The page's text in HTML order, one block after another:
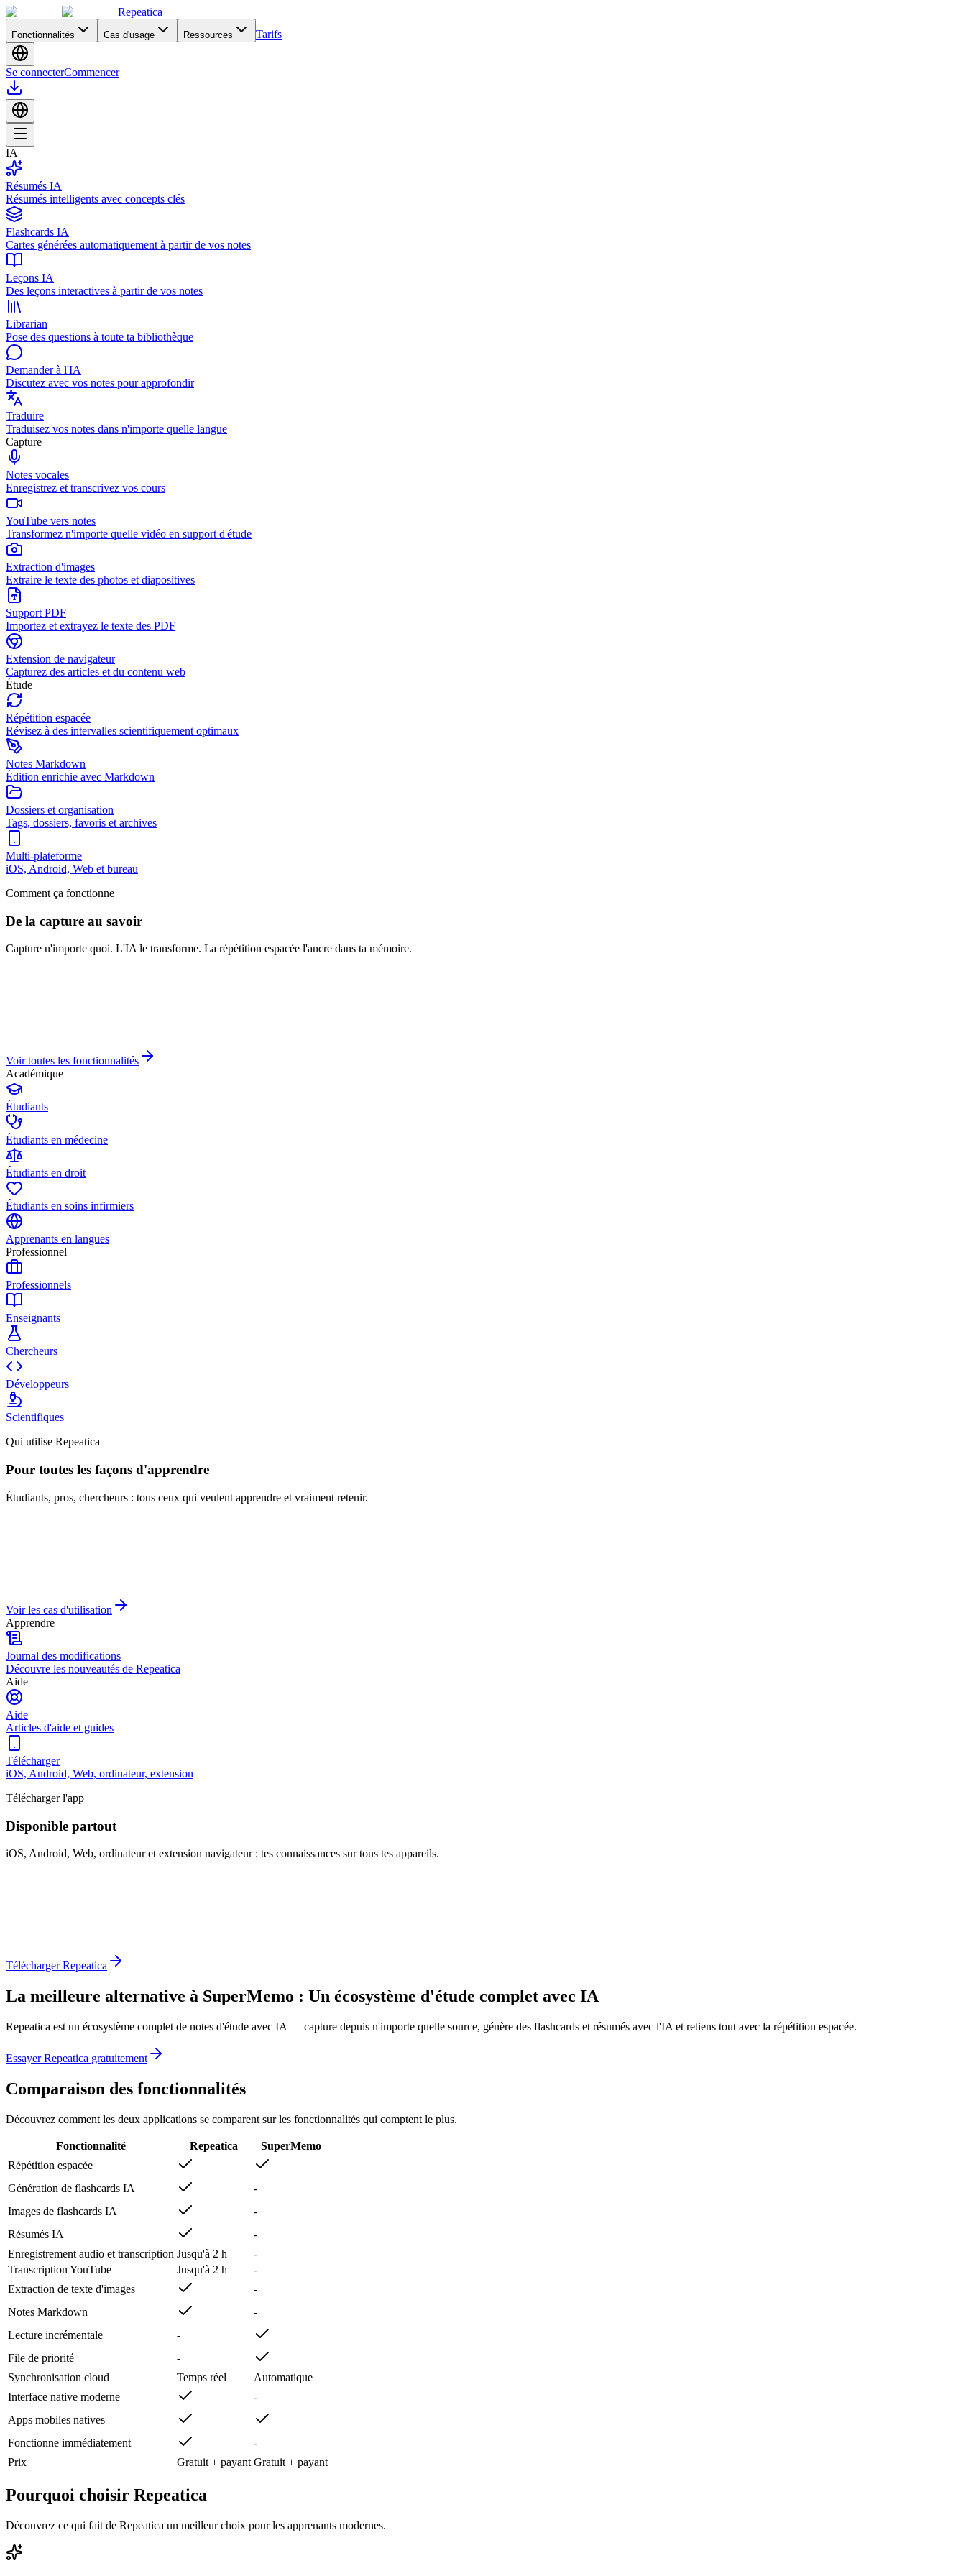
Repeatica
Fonctionnalités Cas d'usage Ressources Tarifs
Se connecterCommencer
IA
Résumés IA
Résumés intelligents avec concepts clés
Flashcards IA
Cartes générées automatiquement à partir de vos notes
Leçons IA
Des leçons interactives à partir de vos notes
Librarian
Pose des questions à toute ta bibliothèque
Demander à l'IA
Discutez avec vos notes pour approfondir
Traduire
Traduisez vos notes dans n'importe quelle langue
Capture
Notes vocales
Enregistrez et transcrivez vos cours
YouTube vers notes
Transformez n'importe quelle vidéo en support d'étude
Extraction d'images
Extraire le texte des photos et diapositives
Support PDF
Importez et extrayez le texte des PDF
Extension de navigateur
Capturez des articles et du contenu web
Étude
Répétition espacée
Révisez à des intervalles scientifiquement optimaux
Notes Markdown
Édition enrichie avec Markdown
Dossiers et organisation
Tags, dossiers, favoris et archives
Multi-plateforme
iOS, Android, Web et bureau
Comment ça fonctionne
De la capture au savoir
Capture n'importe quoi. L'IA le transforme. La répétition espacée l'ancre dans ta mémoire.
Voir toutes les fonctionnalités
Académique
Étudiants
Étudiants en médecine
Étudiants en droit
Étudiants en soins infirmiers
Apprenants en langues
Professionnel
Professionnels
Enseignants
Chercheurs
Développeurs
Scientifiques
Qui utilise Repeatica
Pour toutes les façons d'apprendre
Étudiants, pros, chercheurs : tous ceux qui veulent apprendre et vraiment retenir.
Voir les cas d'utilisation
Apprendre
Journal des modifications
Découvre les nouveautés de Repeatica
Aide
Aide
Articles d'aide et guides
Télécharger
iOS, Android, Web, ordinateur, extension
Télécharger l'app
Disponible partout
iOS, Android, Web, ordinateur et extension navigateur : tes connaissances sur tous tes appareils.
Télécharger Repeatica
La meilleure alternative à SuperMemo : Un écosystème d'étude complet avec IA
Repeatica est un écosystème complet de notes d'étude avec IA — capture depuis n'importe quelle source, génère des flashcards et résumés avec l'IA et retiens tout avec la répétition espacée.
Essayer Repeatica gratuitement
Comparaison des fonctionnalités
Découvrez comment les deux applications se comparent sur les fonctionnalités qui comptent le plus.
Fonctionnalité Repeatica
SuperMemo
Répétition espacée
Génération de flashcards IA
-
Images de flashcards IA
-
Résumés IA
-
Enregistrement audio et transcription Jusqu'à 2 h
-
Transcription YouTube
Jusqu'à 2 h
-
Extraction de texte d'images
-
Notes Markdown
-
Lecture incrémentale
-
File de priorité
-
Synchronisation cloud
Temps réel
Automatique
Interface native moderne
-
Apps mobiles natives
Fonctionne immédiatement
-
Prix
Gratuit + payant Gratuit + payant
Pourquoi choisir Repeatica
Découvrez ce qui fait de Repeatica un meilleur choix pour les apprenants modernes.